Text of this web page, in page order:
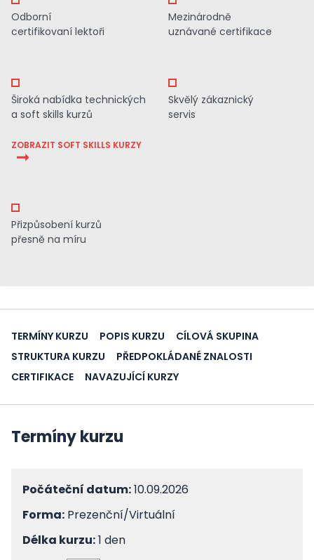
Odborní
certifikovaní lektoři
Mezinárodně
uznávané certifikace
Široká nabídka technických
a soft skills kurzů
ZOBRAZIT SOFT SKILLS KURZY
Skvělý zákaznický
servis
Přizpůsobení kurzů
přesně na míru
TERMÍNY KURZU POPIS KURZU
CÍLOVÁ SKUPINA
STRUKTURA KURZU
PŘEDPOKLÁDANÉ ZNALOSTI
CERTIFIKACE
NAVAZUJÍCÍ KURZY
Termíny kurzu
Počáteční datum:10.09.2026
Forma: Prezenční/Virtuální
Délka kurzu:1 den